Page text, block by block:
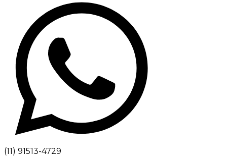
(11) 91513-4729